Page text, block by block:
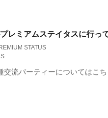
レミアムステイタスに行っ
STATUS
交流パーティーについてはこ